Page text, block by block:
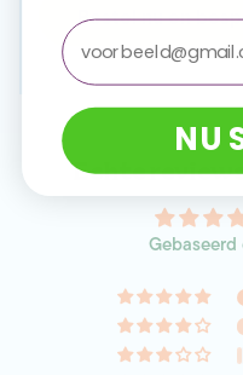
Bestel nu en
Echte
email
NU